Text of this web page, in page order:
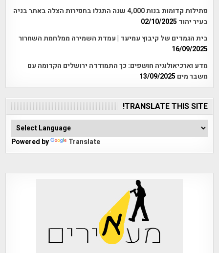
פתילות קדומות בנות 4,000 שנה התגלו בחפירות הצלה באתר בניה
בעיר יהוד 02/10/2025
בית הגמדים של קיבוץ עמיעד | עמדת השמירה ממלחמת השחרור
16/09/2025
מדע וארכיאולוגיה חושפים: כך התמודדה ירושלים הקדומה עם
משבר מים 13/09/2025
TRANSLATE THIS SITE!
Powered by Translate